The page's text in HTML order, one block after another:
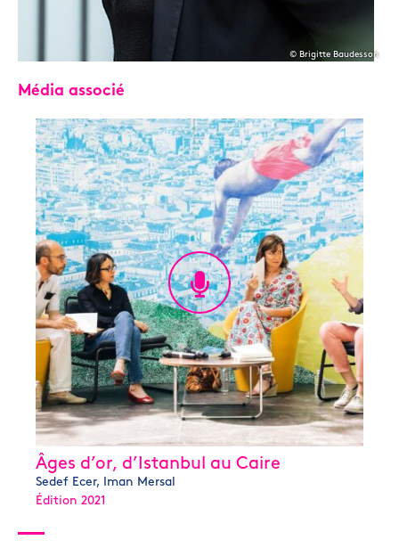
© Brigitte Baudesson
Média associé
Âges d’or, d’Istanbul au Caire
Sedef Ecer, Iman Mersal
Édition 2021